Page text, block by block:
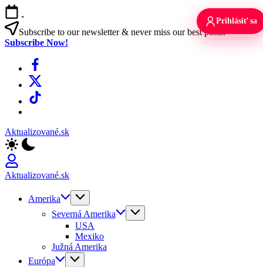
Skip
to
content
-
Subscribe to our newsletter & never miss our best posts.
Subscribe Now!
Facebook
X
TikTok
Aktualizované.sk
Aktualizované.sk
Amerika
Severná Amerika
USA
Mexiko
Južná Amerika
Európa
Prihlásiť sa